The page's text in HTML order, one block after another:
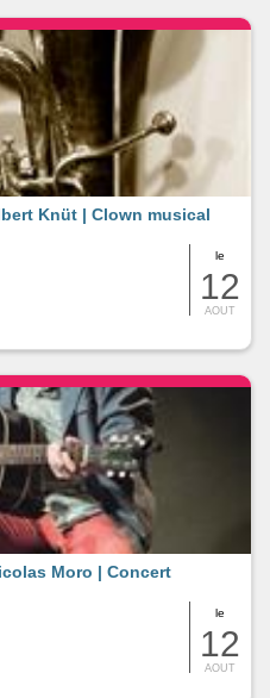
le
12
AOUT
Knüt | Clown musical
le
12
AOUT
Moro | Concert